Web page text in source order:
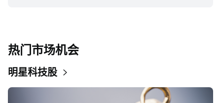
热门市场机会
明星科技股